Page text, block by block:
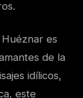
es
de la
idílicos,
este